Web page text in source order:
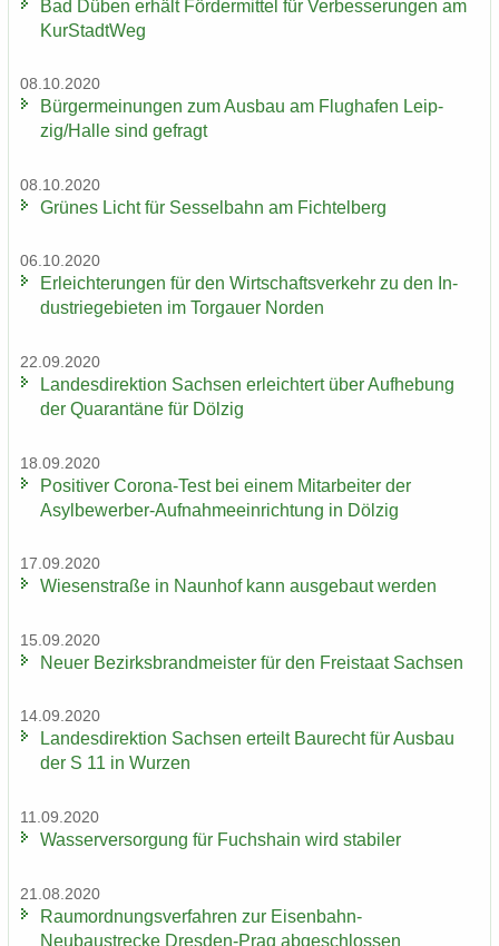
Bad Düben er­hält För­der­mit­tel für Ver­bes­se­run­gen am
Kur­Stadt­Weg
08.10.2020
Bür­ger­mei­nun­gen zum Aus­bau am Flug­ha­fen Leip­
zig/Halle sind ge­fragt
08.10.2020
Grü­nes Licht für Ses­sel­bahn am Fich­tel­berg
06.10.2020
Er­leich­te­run­gen für den Wirt­schafts­ver­kehr zu den In­
dus­trie­ge­bie­ten im Tor­gau­er Nor­den
22.09.2020
Lan­des­di­rek­ti­on Sach­sen er­leich­tert über Auf­he­bung
der Qua­ran­tä­ne für Döl­zig
18.09.2020
Po­si­ti­ver Corona-​Test bei einem Mit­ar­bei­ter der
Asylbewerber-​Aufnahmeeinrichtung in Döl­zig
17.09.2020
Wie­sen­stra­ße in Naun­hof kann aus­ge­baut wer­den
15.09.2020
Neuer Be­zirks­brand­meis­ter für den Frei­staat Sach­sen
14.09.2020
Lan­des­di­rek­ti­on Sach­sen er­teilt Bau­recht für Aus­bau
der S 11 in Wur­zen
11.09.2020
Was­ser­ver­sor­gung für Fuchs­hain wird sta­bi­ler
21.08.2020
Raum­ord­nungs­ver­fah­ren zur Eisenbahn-​
Neubaustrecke Dresden-​Prag ab­ge­schlos­sen